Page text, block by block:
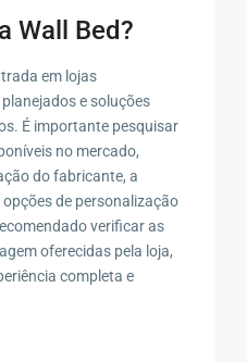
Wall Bed?
em lojas
e soluções
É importante pesquisar
no mercado,
do fabricante, a
de personalização
verificar as
oferecidas pela loja,
completa e